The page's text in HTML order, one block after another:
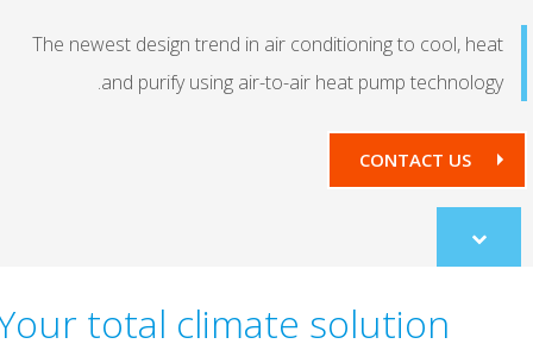
The newest design trend in air conditioning to
and purify using air-to-air heat pump
Your total climate